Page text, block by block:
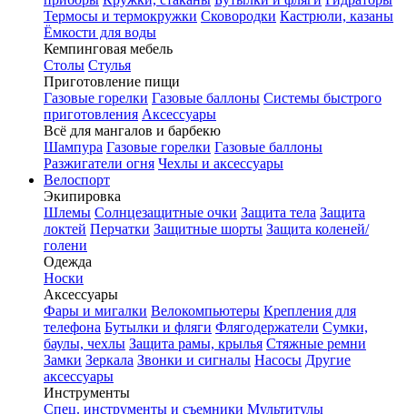
Термосы и термокружки Сковородки Кастрюли, казаны
Ёмкости для воды
Кемпинговая мебель
Столы Стулья
Приготовление пищи
Газовые горелки Газовые баллоны Системы быстрого
приготовления Аксессуары
Всё для мангалов и барбекю
Шампура Газовые горелки Газовые баллоны
Разжигатели огня Чехлы и аксессуары
Велоспорт
Экипировка
Шлемы Солнцезащитные очки Защита тела Защита
локтей Перчатки Защитные шорты Защита коленей/
голени
Одежда
Носки
Аксессуары
Фары и мигалки Велокомпьютеры Крепления для
телефона Бутылки и фляги Флягодержатели Сумки,
баулы, чехлы Защита рамы, крылья Стяжные ремни
Замки Зеркала Звонки и сигналы Насосы Другие
аксессуары
Инструменты
Спец. инструменты и съемники Мультитулы